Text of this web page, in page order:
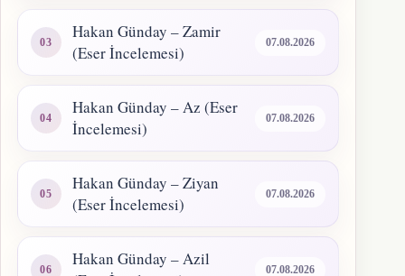
Hakan Günday – Zamir
(Eser İncelemesi)
07.08.2026
Hakan Günday – Az (Eser
İncelemesi)
07.08.2026
Hakan Günday – Ziyan
(Eser İncelemesi)
07.08.2026
Hakan Günday – Azil
07.08.2026